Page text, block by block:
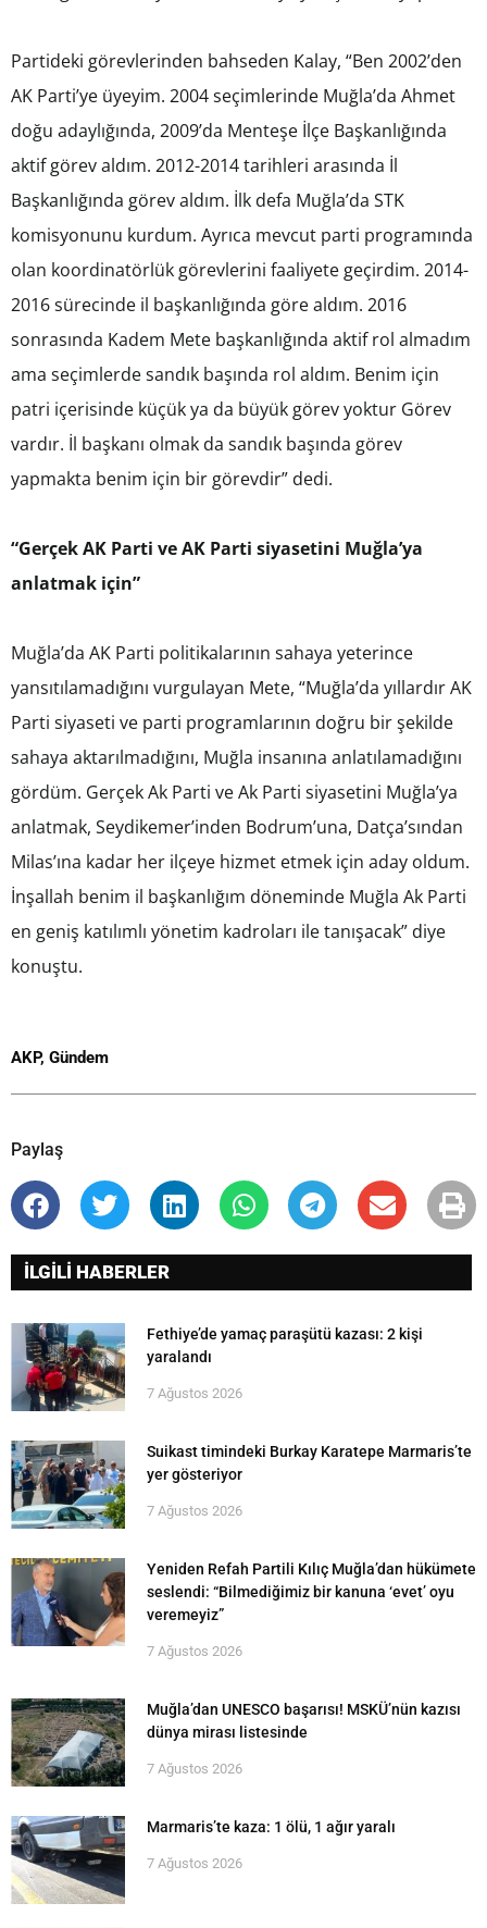
Partideki görevlerinden bahseden Kalay, “Ben 2002’den
AK Parti’ye üyeyim. 2004 seçimlerinde Muğla’da Ahmet
doğu adaylığında, 2009’da Menteşe İlçe Başkanlığında
aktif görev aldım. 2012-2014 tarihleri arasında İl
Başkanlığında görev aldım. İlk defa Muğla’da STK
komisyonunu kurdum. Ayrıca mevcut parti programında
olan koordinatörlük görevlerini faaliyete geçirdim. 2014-
2016 sürecinde il başkanlığında göre aldım. 2016
sonrasında Kadem Mete başkanlığında aktif rol almadım
ama seçimlerde sandık başında rol aldım. Benim için
patri içerisinde küçük ya da büyük görev yoktur Görev
vardır. İl başkanı olmak da sandık başında görev
yapmakta benim için bir görevdir” dedi.
“Gerçek AK Parti ve AK Parti siyasetini Muğla’ya
anlatmak için”
Muğla’da AK Parti politikalarının sahaya yeterince
yansıtılamadığını vurgulayan Mete, “Muğla’da yıllardır AK
Parti siyaseti ve parti programlarının doğru bir şekilde
sahaya aktarılmadığını, Muğla insanına anlatılamadığını
gördüm. Gerçek Ak Parti ve Ak Parti siyasetini Muğla’ya
anlatmak, Seydikemer’inden Bodrum’una, Datça’sından
Milas’ına kadar her ilçeye hizmet etmek için aday oldum.
İnşallah benim il başkanlığım döneminde Muğla Ak Parti
en geniş katılımlı yönetim kadroları ile tanışacak” diye
konuştu.
AKP, Gündem
Paylaş
İLGİLİ HABERLER
Fethiye’de yamaç paraşütü kazası: 2 kişi
yaralandı
7 Ağustos 2026
Suikast timindeki Burkay Karatepe Marmaris’te
yer gösteriyor
7 Ağustos 2026
Yeniden Refah Partili Kılıç Muğla’dan hükümete
seslendi: “Bilmediğimiz bir kanuna ‘evet’ oyu
veremeyiz”
7 Ağustos 2026
Muğla’dan UNESCO başarısı! MSKÜ’nün kazısı
dünya mirası listesinde
7 Ağustos 2026
Marmaris’te kaza: 1 ölü, 1 ağır yaralı
7 Ağustos 2026